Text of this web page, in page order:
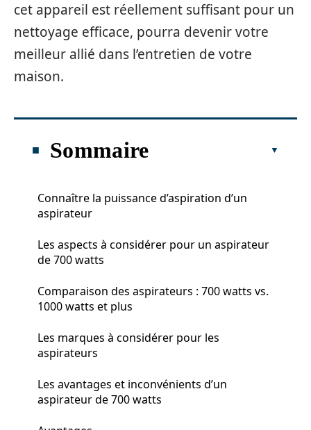
cet appareil est réellement suffisant pour un
nettoyage efficace, pourra devenir votre
meilleur allié dans l’entretien de votre
maison.
Sommaire
Connaître la puissance d’aspiration d’un
aspirateur
Les aspects à considérer pour un aspirateur
de 700 watts
Comparaison des aspirateurs : 700 watts vs.
1000 watts et plus
Les marques à considérer pour les
aspirateurs
Les avantages et inconvénients d’un
aspirateur de 700 watts